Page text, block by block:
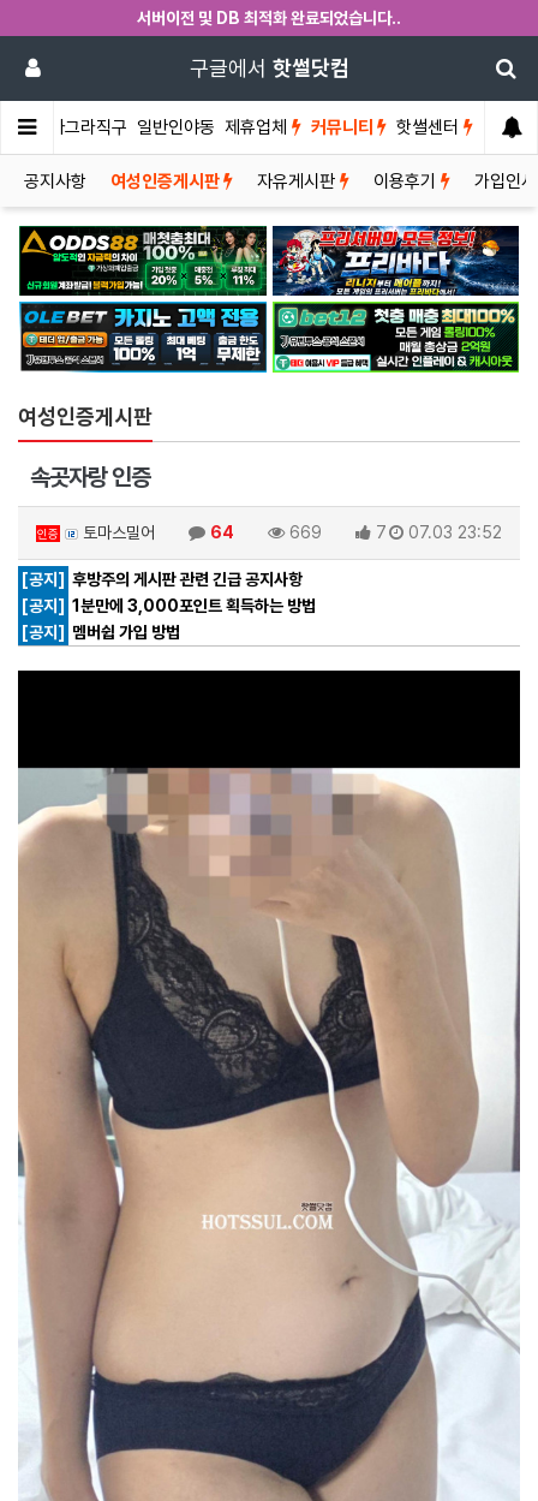
서버이전 및 DB 최적화 완료되었습니다..
구글에서 핫썰닷컴
비아그라직구 일반인야동 제휴업체 커뮤니티 핫썰센터
공지사항 여성인증게시판 자유게시판 이용후기 가입인
여성인증게시판
속곳자랑 인증
인증 토마스밀어 64 669 7 07.03 23:52
[공지] 후방주의 게시판 관련 긴급 공지사항
[공지] 1분만에 3,000포인트 획득하는 방법
[공지]
멤버쉽 가입 방법